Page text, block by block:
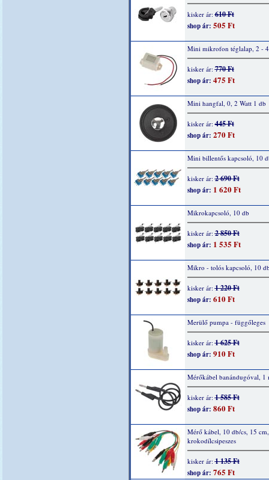
kisker ár:610 Ft
shop ár: 505 Ft
Mini mikrofon téglalap, 2 -
kisker ár:770 Ft
shop ár: 475 Ft
Mini hangfal, 0, 2 Watt 1 db
kisker ár:445 Ft
shop ár: 270 Ft
Mini billentős kapcsoló, 10
kisker ár:2 690 Ft
shop ár: 1 620 Ft
Mikrokapcsoló, 10 db
kisker ár:2 850 Ft
shop ár: 1 535 Ft
Mikro - tolós kapcsoló, 10
kisker ár:1 220 Ft
shop ár: 610 Ft
Merülő pumpa - függőleges
kisker ár:1 625 Ft
shop ár: 910 Ft
Mérőkábel banándugóval, 1
kisker ár:1 585 Ft
shop ár: 860 Ft
Mérő kábel, 10 db/cs, 15 cm,
krokodílcsipeszes
kisker ár:1 135 Ft
shop ár: 765 Ft